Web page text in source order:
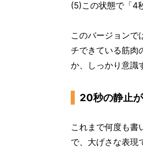
(5)この状態で「4
このバージョンで
チできている筋肉
か、しっかり意識
20秒の静止
これまで何度も書
で、大げさな表現